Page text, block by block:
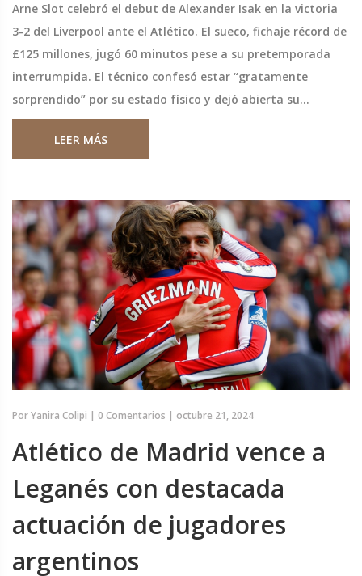
Arne Slot celebró el debut de Alexander Isak en la victoria
3-2 del Liverpool ante el Atlético. El sueco, fichaje récord de
£125 millones, jugó 60 minutos pese a su pretemporada
interrumpida. El técnico confesó estar “gratamente
sorprendido” por su estado físico y dejó abierta su
titularidad en el derbi ante el Everton.
LEER MÁS
PorYanira Colipi | 0 Comentarios | octubre 21, 2024
Atlético de Madrid vence a
Leganés con destacada
actuación de jugadores
argentinos